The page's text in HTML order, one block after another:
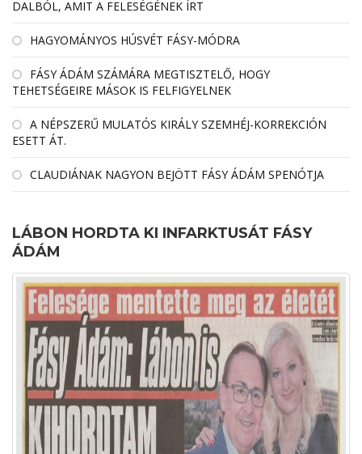
DALBÓL, AMIT A FELESÉGÉNEK ÍRT
HAGYOMÁNYOS HÚSVÉT FÁSY-MÓDRA
FÁSY ÁDÁM SZÁMÁRA MEGTISZTELŐ, HOGY
TEHETSÉGEIRE MÁSOK IS FELFIGYELNEK
A NÉPSZERŰ MULATÓS KIRÁLY SZEMHÉJ-KORREKCIÓN
ESETT ÁT.
CLAUDIÁNAK NAGYON BEJÖTT FÁSY ÁDÁM SPENÓTJA
LÁBON HORDTA KI INFARKTUSÁT FÁSY
ÁDÁM